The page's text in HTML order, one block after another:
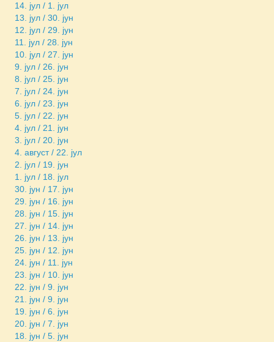
14. јул / 1. јул
13. јул / 30. јун
12. јул / 29. јун
11. јул / 28. јун
10. јул / 27. јун
9. јул / 26. јун
8. јул / 25. јун
7. јул / 24. јун
6. јул / 23. јун
5. јул / 22. јун
4. јул / 21. јун
3. јул / 20. јун
4. август / 22. јул
2. јул / 19. јун
1. јул / 18. јул
30. јун / 17. јун
29. јун / 16. јун
28. јун / 15. јун
27. јун / 14. јун
26. јун / 13. јун
25. јун / 12. јун
24. јун / 11. јун
23. јун / 10. јун
22. јун / 9. јун
21. јун / 9. јун
19. јун / 6. јун
20. јун / 7. јун
18. јун / 5. јун